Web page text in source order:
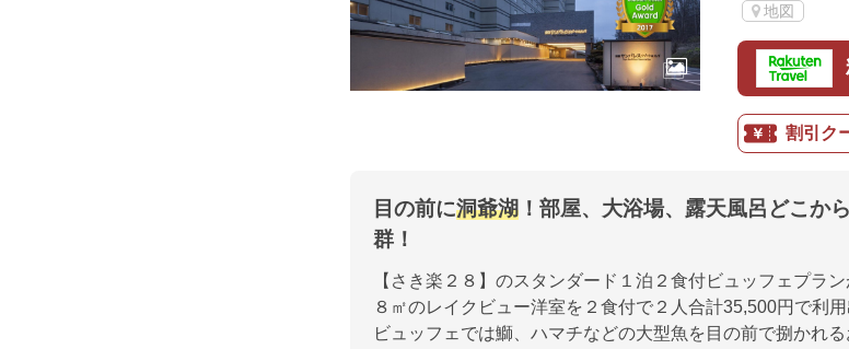
地図
割引ク
目の前に洞爺湖 ！部屋、大浴場、露天風呂どこか
群！
【さき楽２８】のスタンダード１泊２食付ビュッフェプラ
８㎡のレイクビュー洋室を２食付で２人合計35,500円で利
ビュッフェでは鰤、ハマチなどの大型魚を目の前で捌かれ